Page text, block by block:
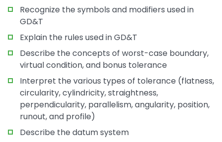
Recognize the symbols and modifiers used in
GD&T
Explain the rules used in GD&T
Describe the concepts of worst-case boundary,
virtual condition, and bonus tolerance
Interpret the various types of tolerance (flatness,
circularity, cylindricity, straightness,
perpendicularity, parallelism, angularity, position,
runout, and profile)
Describe the datum system